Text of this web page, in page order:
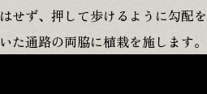
せず、押して歩けるように勾配を
た通路の両脇に植栽を施します。